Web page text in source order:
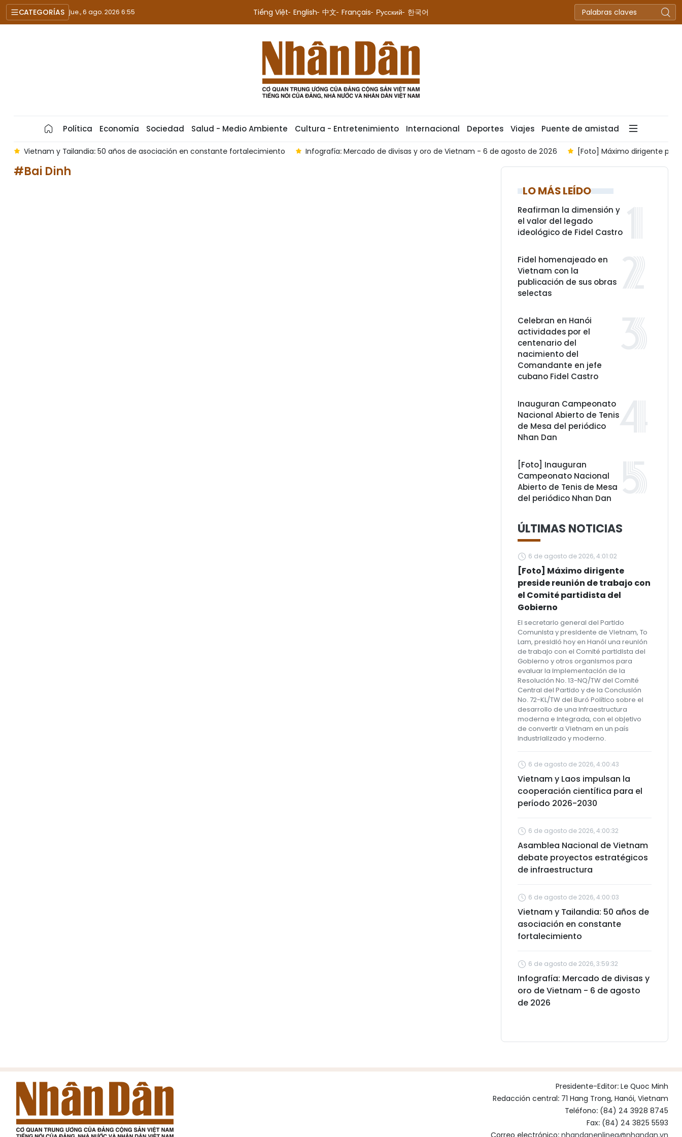
CATEGORÍAS jue., 6 ago. 2026 6:55 Tiếng Việt English 中文 Français Русский 한국어
Política Economía Sociedad Salud - Medio Ambiente Cultura - Entretenimiento Internacional Deportes Viajes Puente de amistad
Vietnam y Tailandia: 50 años de asociación en constante fortalecimiento Infografía: Mercado de divisas y oro de Vietnam - 6 de agosto de 2026 [Foto] Máximo dirigente
#Bai Dinh
LO MÁS LEÍDO
Reafirman la dimensión y
el valor del legado
ideológico de Fidel Castro
Fidel homenajeado en
Vietnam con la
publicación de sus obras
selectas
Celebran en Hanói
actividades por el
centenario del
nacimiento del
Comandante en jefe
cubano Fidel Castro
Inauguran Campeonato
Nacional Abierto de Tenis
de Mesa del periódico
Nhan Dan
[Foto] Inauguran
Campeonato Nacional
Abierto de Tenis de Mesa
del periódico Nhan Dan
ÚLTIMAS NOTICIAS
6 de agosto de 2026, 4:01:02
[Foto] Máximo dirigente
preside reunión de trabajo con
el Comité partidista del
Gobierno
El secretario general del Partido
Comunista y presidente de Vietnam, To
Lam, presidió hoy en Hanói una reunión
de trabajo con el Comité partidista del
Gobierno y otros organismos para
evaluar la implementación de la
Resolución No. 13-NQ/TW del Comité
Central del Partido y de la Conclusión
No. 72-KL/TW del Buró Político sobre el
desarrollo de una infraestructura
moderna e integrada, con el objetivo
de convertir a Vietnam en un país
industrializado y moderno.
6 de agosto de 2026, 4:00:43
Vietnam y Laos impulsan la
cooperación científica para el
período 2026-2030
6 de agosto de 2026, 4:00:32
Asamblea Nacional de Vietnam
debate proyectos estratégicos
de infraestructura
6 de agosto de 2026, 4:00:03
Vietnam y Tailandia: 50 años de
asociación en constante
fortalecimiento
6 de agosto de 2026, 3:59:32
Infografía: Mercado de divisas y
oro de Vietnam - 6 de agosto
de 2026
Presidente-Editor: Le Quoc Minh
Redacción central: 71 Hang Trong, Hanói, Vietnam
Teléfono: (84) 24 3928 8745
Fax: (84) 24 3825 5593
Correo electrónico: nhandanenlinea@nhandan.vn